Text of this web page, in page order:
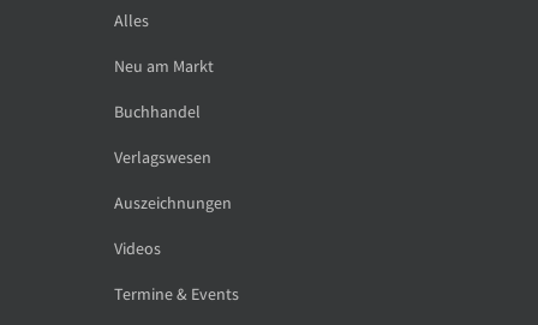
Alles
Neu am Markt
Buchhandel
Verlagswesen
Auszeichnungen
Videos
Termine & Events